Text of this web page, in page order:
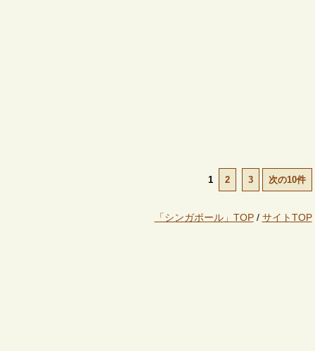
1 2 3 次の10件
「シンガポール」TOP/ サイトTOP